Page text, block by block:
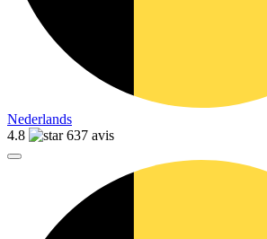
Nederlands
4.8
637 avis